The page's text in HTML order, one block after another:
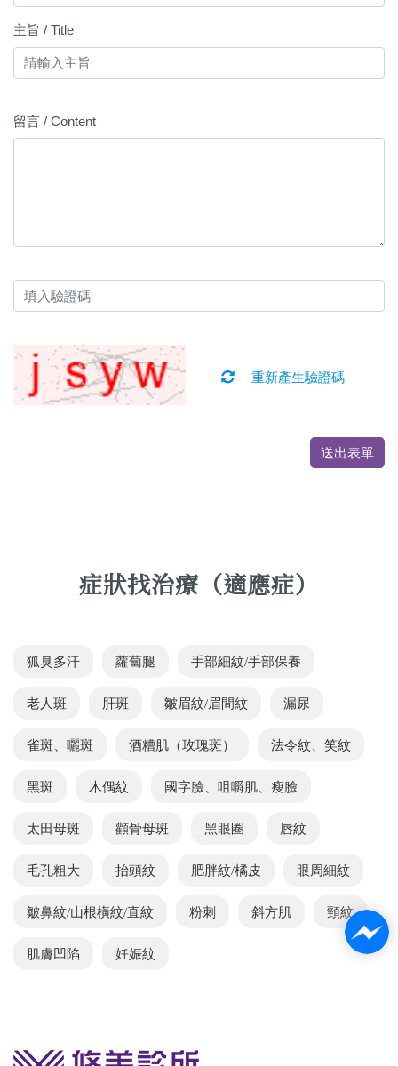
主旨 / Title
留言 / Content
重新產生驗證碼
送出表單
症狀找治療（適應症）
狐臭多汗 蘿蔔腿 手部細紋/手部保養
老人斑 肝斑 皺眉紋/眉間紋 漏尿
雀斑、曬斑 酒糟肌（玫瑰斑） 法令紋、笑紋
黑斑 木偶紋 國字臉、咀嚼肌、瘦臉
太田母斑 顴骨母斑 黑眼圈 唇紋
毛孔粗大 抬頭紋 肥胖紋/橘皮 眼周細紋
皺鼻紋/山根橫紋/直紋 粉刺 斜方肌 頸紋
肌膚凹陷 妊娠紋